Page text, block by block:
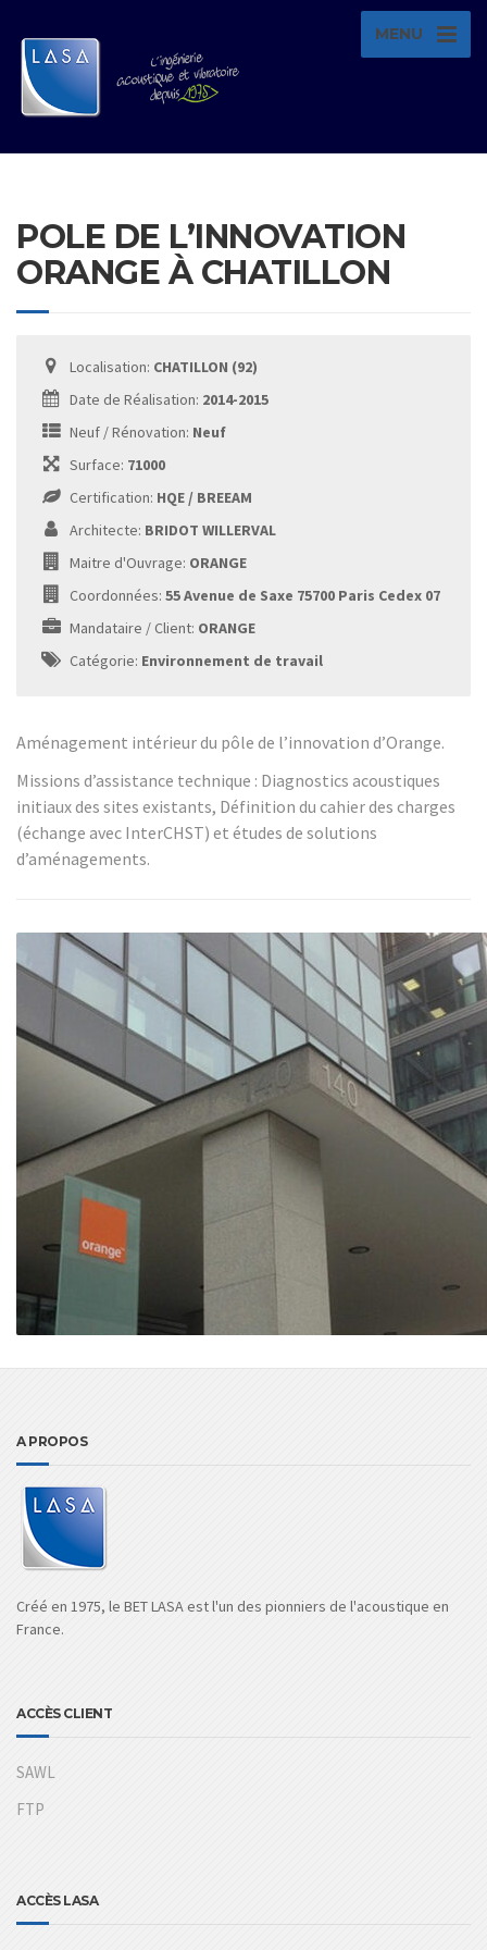
MENU
POLE DE L’INNOVATION
ORANGE À CHATILLON
Localisation: CHATILLON (92)
Date de Réalisation: 2014-2015
Neuf / Rénovation: Neuf
Surface: 71000
Certification: HQE / BREEAM
Architecte: BRIDOT WILLERVAL
Maitre d'Ouvrage: ORANGE
Coordonnées: 55 Avenue de Saxe 75700 Paris Cedex 07
Mandataire / Client: ORANGE
Catégorie: Environnement de travail
Aménagement intérieur du pôle de l’innovation d’Orange.
Missions d’assistance technique : Diagnostics acoustiques
initiaux des sites existants, Définition du cahier des charges
(échange avec InterCHST) et études de solutions
d’aménagements.
A PROPOS
Créé en 1975, le BET LASA est l'un des pionniers de l'acoustique en
France.
ACCÈS CLIENT
SAWL
FTP
ACCÈS LASA